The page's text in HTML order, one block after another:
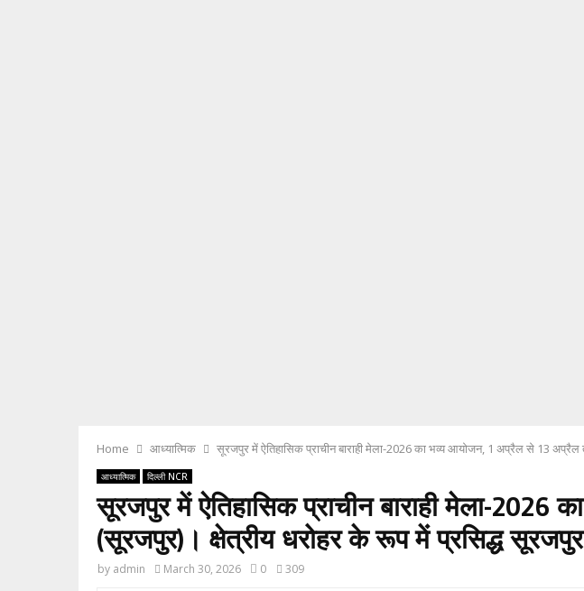
Home आध्यात्मिक सूरजपुर में ऐतिहासिक प्राचीन बाराही मेला-2026 का भव्य आयोजन, 1 अप्रैल से 13
आध्यात्मिक दिल्ली NCR
सूरजपुर में ऐतिहासिक प्राचीन बाराही मेला-
(सूरजपुर)। क्षेत्रीय धरोहर के रूप में प्रसिद्ध
by admin March 30, 2026 0 309